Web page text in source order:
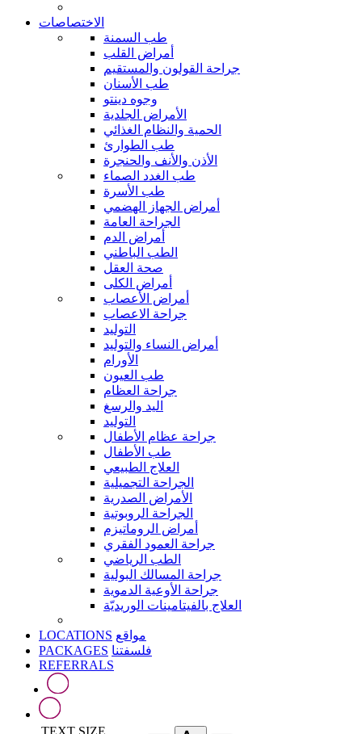
الاختصاصات
طب السمنة
أمراض القلب
جراحة القولون والمستقيم
طب الأسنان
وجوه دينتو
الأمراض الجلدية
الحمية والنظام الغذائي
طب الطوارئ
الأذن والأنف والحنجرة
طب الغدد الصماء
طب الأسرة
أمراض الجهاز الهضمي
الجراحة العامة
أمراض الدم
الطب الباطني
صحة العقل
أمراض الكلى
أمراض الأعصاب
جراحة الاعصاب
التوليد
أمراض النساء والتوليد
الأورام
طب العيون
جراحة العظام
اليد والرسغ
التوليد
جراحة عظام الأطفال
طب الأطفال
العلاج الطبيعي
الجراحة التجميلية
الأمراض الصدرية
الجراحة الروبوتية
أمراض الروماتيزم
جراحة العمود الفقري
الطب الرياضي
جراحة المسالك البولية
جراحة الأوعية الدموية
العلاج بالفيتامينات الوريديّة
LOCATIONS مواقع
PACKAGES فلسفتنا
REFERRALS
TEXT SIZE